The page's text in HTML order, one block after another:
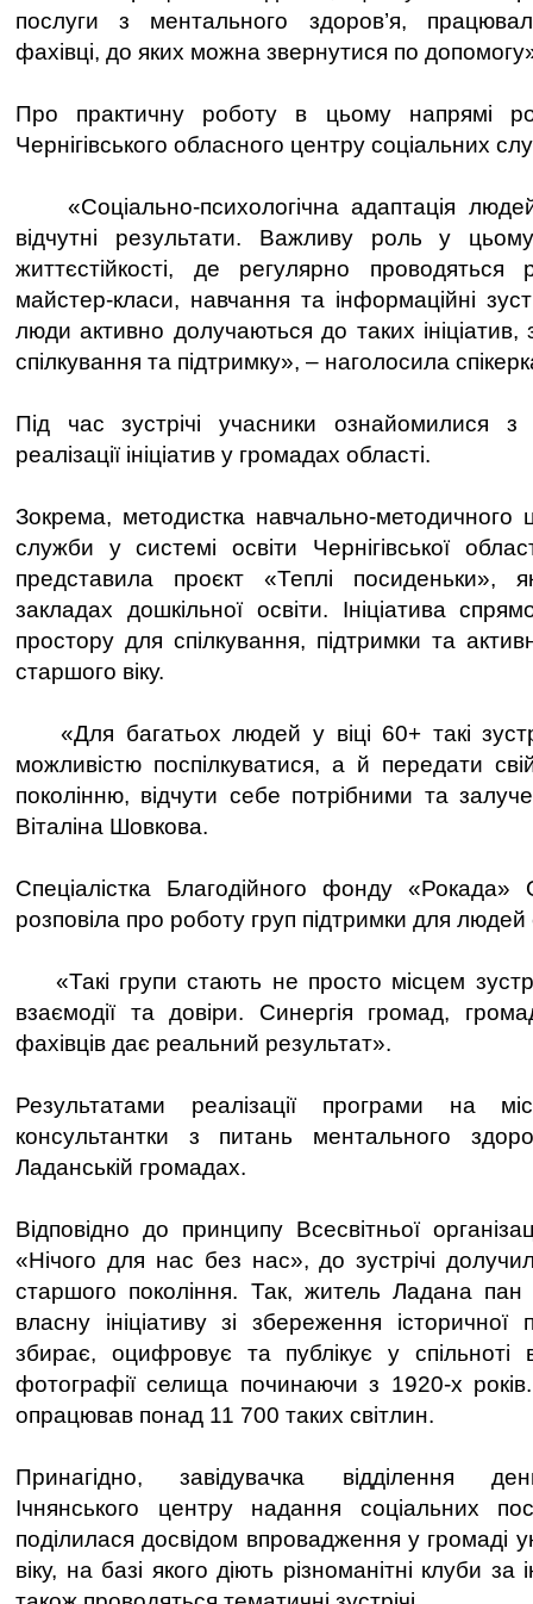
послуги з ментального здоров’я,
фахівці, до яких можна звернутися по
Про практичну роботу в цьому напрямі
Чернігівського обласного центру соціальних
«Соціально-психологічна адаптація
відчутні результати. Важливу роль у
життєстійкості, де регулярно проводяться
майстер-класи, навчання та інформаційні
люди активно долучаються до таких
спілкування та підтримку», – наголосила
Під час зустрічі учасники ознайомилися
реалізації ініціатив у громадах області.
Зокрема, методистка навчально-методичного
служби у системі освіти Чернігівської
представила проєкт «Теплі посиденьки»,
закладах дошкільної освіти. Ініціатива
простору для спілкування, підтримки та
старшого віку.
«Для багатьох людей у віці 60+ такі
можливістю поспілкуватися, а й передати
поколінню, відчути себе потрібними та
Віталіна Шовкова.
Спеціалістка Благодійного фонду
розповіла про роботу груп підтримки для людей
«Такі групи стають не просто місцем
взаємодії та довіри. Синергія громад,
фахівців дає реальний результат».
Результатами реалізації програми на
консультантки з питань ментального
Ладанській громадах.
Відповідно до принципу Всесвітньої
«Нічого для нас без нас», до зустрічі
старшого покоління. Так, житель Ладана пан
власну ініціативу зі збереження історичної
збирає, оцифровує та публікує у спільноті
фотографії селища починаючи з 1920-х
опрацював понад 11 700 таких світлин.
Принагідно, завідувачка відділення
Ічнянського центру надання соціальних
поділилася досвідом впровадження у громаді
віку, на базі якого діють різноманітні клуби